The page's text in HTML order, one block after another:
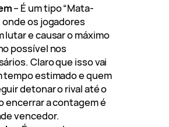
– É um tipo “Mata-
onde os jogadores
lutar e causar o máximo
possível nos
Claro que isso vai
tempo estimado e quem
detonar o rival até o
encerrar a contagem é
vencedor.